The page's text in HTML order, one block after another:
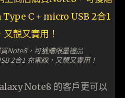
Note8，可獲贈限量禮品
2合1 充電線，又靚又實用！
Note8 的客戶更可以